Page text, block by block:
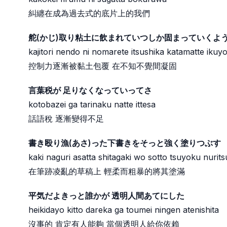
糾纏在成為過去式的底片上的我們
舵(かじ)取り粘土に飲まれていつしか固まっていくよ
kajitori nendo ni nomarete itsushika katamatte
控制力逐漸被黏土包覆 在不知不覺間凝固
言葉税が 足りなくなっていってさ
kotobazei ga tarinaku natte ittesa
話語稅 逐漸變得不足
書き殴り漁(あさ)った下書きをそっと強く塗りつぶす
kaki naguri asatta shitagaki wo sotto tsuyoku
在筆跡凌亂的草稿上 輕柔而粗暴的將其塗滿
平気だよきっと誰かが 透明人間あてにした
heikidayo kitto dareka ga toumei ningen atenishita
沒事的 肯定有人能夠 當個透明人給你依賴